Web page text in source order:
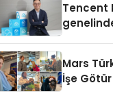
Tencent
Mars
İşe Götür